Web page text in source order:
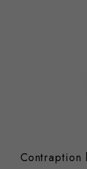
Contraption